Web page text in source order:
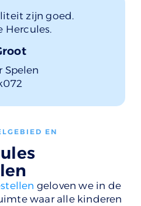
zijn goed.
Hercules.
Spelen
EN
geloven we in de
waar alle kinderen